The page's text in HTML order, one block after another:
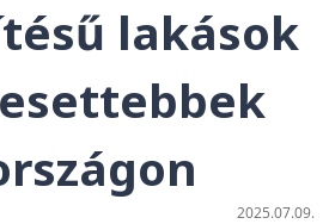
lakások
2025.07.09.